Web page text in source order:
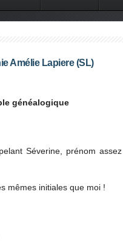
Amélie Lapiere (SL)
généalogique
Séverine, prénom
mêmes initiales que moi !